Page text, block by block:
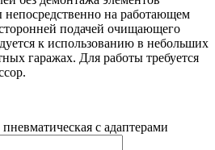
на работающем
подачей очищающего
к использованию в небольших
гаражах. Для работы требуется
с адаптерами